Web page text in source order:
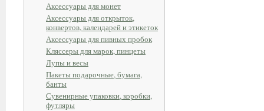
Аксессуары для монет
Аксессуары для открыток,
конвертов, календарей и этикеток
Аксессуары для пивных пробок
Кляссеры для марок, пинцеты
Лупы и весы
Пакеты подарочные, бумага,
банты
Сувенирные упаковки, коробки,
футляры